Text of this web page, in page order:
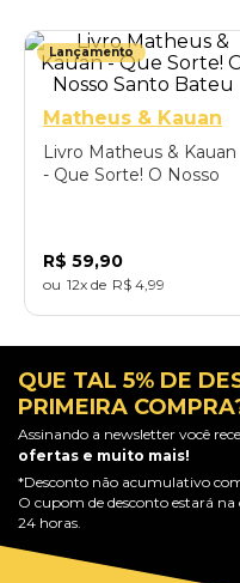
Lançamento
Matheus & Kauan
Livro Matheus & Kauan
- Que Sorte! O Nosso
R$ 59,90
12 R$ 4 99
QUE TAL 5% DE
PRIMEIRA
Assinando a newsletter você
ofertas e muito mais!
*Desconto não acumulativo
O cupom de desconto estará
24 horas.